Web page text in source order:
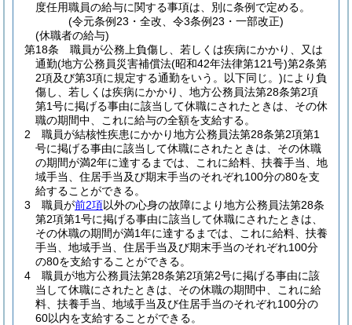
度任用職員の給与に関する事項は、別に条例で定める。
(令元条例23・全改、令3条例23・一部改正)
(休職者の給与)
第18条
職員が公務上負傷し、若しくは疾病にかかり、又は
通勤(地方公務員災害補償法(昭和42年法律第121号)第2条第
2項及び第3項に規定する通勤をいう。以下同じ。)により負
傷し、若しくは疾病にかかり、地方公務員法第28条第2項
第1号に掲げる事由に該当して休職にされたときは、その休
職の期間中、これに給与の全額を支給する。
2
職員が結核性疾患にかかり地方公務員法第28条第2項第1
号に掲げる事由に該当して休職にされたときは、その休職
の期間が満2年に達するまでは、これに給料、扶養手当、地
域手当、住居手当及び期末手当のそれぞれ100分の80を支
給することができる。
3
職員が前2項以外の心身の故障により地方公務員法第28条
第2項第1号に掲げる事由に該当して休職にされたときは、
その休職の期間が満1年に達するまでは、これに給料、扶養
手当、地域手当、住居手当及び期末手当のそれぞれ100分
の80を支給することができる。
4
職員が地方公務員法第28条第2項第2号に掲げる事由に該
当して休職にされたときは、その休職の期間中、これに給
料、扶養手当、地域手当及び住居手当のそれぞれ100分の
60以内を支給することができる。